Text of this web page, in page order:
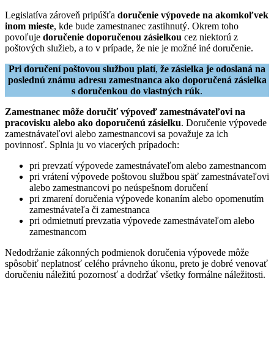
Legislatíva zároveň pripúšťa doručenie výpovede na akomkoľvek
inom mieste, kde bude zamestnanec zastihnutý. Okrem toho
povoľuje doručenie doporučenou zásielkou cez niektorú z
poštových služieb, a to v prípade, že nie je možné iné doručenie.
Pri doručení poštovou službou platí, že zásielka je odoslaná na
poslednú známu adresu zamestnanca ako doporučená zásielka
s doručenkou do vlastných rúk.
Zamestnanec môže doručiť výpoveď zamestnávateľovi na
pracovisku alebo ako doporučenú zásielku. Doručenie výpovede
zamestnávateľovi alebo zamestnancovi sa považuje za ich
povinnosť. Splnia ju vo viacerých prípadoch:
pri prevzatí výpovede zamestnávateľom alebo zamestnancom
pri vrátení výpovede poštovou službou späť zamestnávateľovi
alebo zamestnancovi po neúspešnom doručení
pri zmarení doručenia výpovede konaním alebo opomenutím
zamestnávateľa či zamestnanca
pri odmietnutí prevzatia výpovede zamestnávateľom alebo
zamestnancom
Nedodržanie zákonných podmienok doručenia výpovede môže
spôsobiť neplatnosť celého právneho úkonu, preto je dobré venovať
doručeniu náležitú pozornosť a dodržať všetky formálne náležitosti.